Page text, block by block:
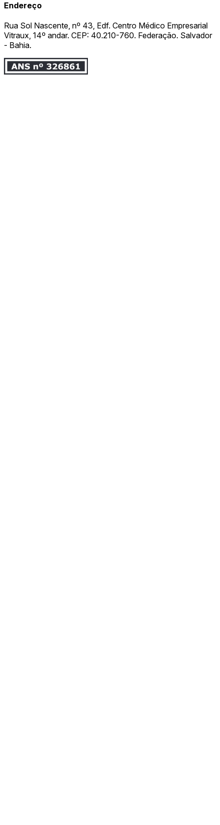
Endereço
Rua Sol Nascente, nº 43, Edf. Centro Médico Empresarial
Vitraux, 14º andar. CEP: 40.210-760. Federação. Salvador
- Bahia.